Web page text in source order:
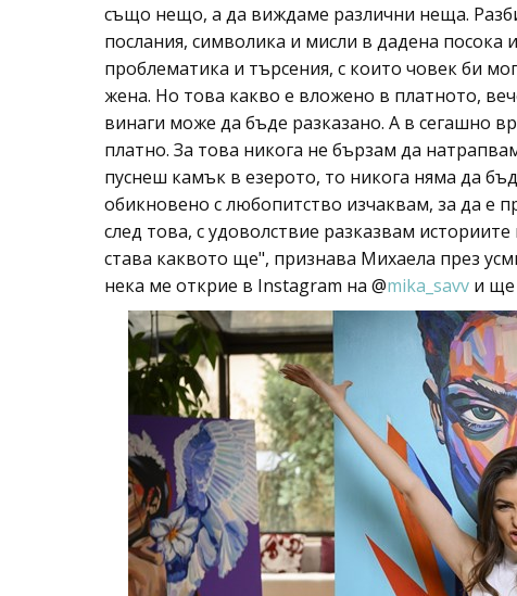
също нещо, а да виждаме различни неща.
послания, символика и мисли в дадена посока
проблематика и търсения, с които човек би
жена. Но това какво е вложено в платното,
винаги може да бъде разказано. А в сегашно
платно. За това никога не бързам да
пуснеш камък в езерото, то никога няма да
обикновено с любопитство изчаквам, за да е
след това, с удоволствие разказвам
става каквото ще", признава Михаела през
нека ме открие в Instagram на @mika_savv и ще